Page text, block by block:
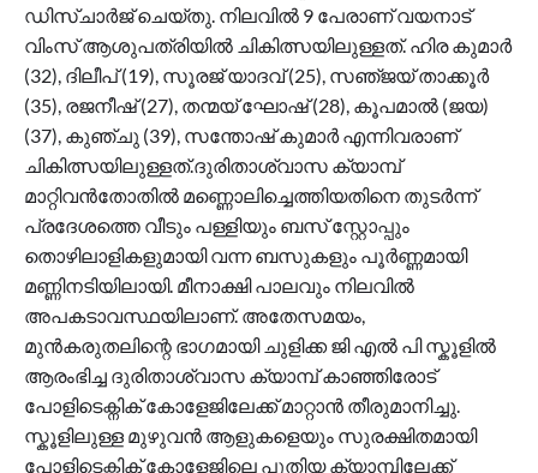
ഡിസ്ചാർജ് ചെയ്തു. നിലവിൽ 9 പേരാണ് വയനാട്
വിംസ് ആശുപത്രിയിൽ ചികിത്സയിലുള്ളത്. ഹിര കുമാർ
(32), ദിലീപ് (19), സൂരജ് യാദവ് (25), സഞ്‌ജയ് താക്കൂർ
(35), രജനീഷ് (27), തന്മയ് ഘോഷ് (28), കൂപമാൽ (ജയ)
(37), കുഞ്ചു (39), സന്തോഷ് കുമാർ എന്നിവരാണ്
ചികിത്സയിലുള്ളത്.ദുരിതാശ്വാസ ക്യാമ്പ്
മാറ്റിവൻതോതിൽ മണ്ണൊലിച്ചെത്തിയതിനെ തുടർന്ന്
പ്രദേശത്തെ വീടും പള്ളിയും ബസ് സ്റ്റോപ്പും
തൊഴിലാളികളുമായി വന്ന ബസുകളും പൂർണ്ണമായി
മണ്ണിനടിയിലായി. മീനാക്ഷി പാലവും നിലവിൽ
അപകടാവസ്ഥയിലാണ്. അതേസമയം,
മുൻകരുതലിന്റെ ഭാഗമായി ചുളിക്ക ജി എൽ പി സ്കൂളിൽ
ആരംഭിച്ച ദുരിതാശ്വാസ ക്യാമ്പ് കാഞ്ഞിരോട്
പോളിടെക്നിക് കോളേജിലേക്ക് മാറ്റാൻ തീരുമാനിച്ചു.
സ്കൂളിലുള്ള മുഴുവൻ ആളുകളെയും സുരക്ഷിതമായി
പോളിടെക്നിക് കോളേജിലെ പുതിയ ക്യാമ്പിലേക്ക്